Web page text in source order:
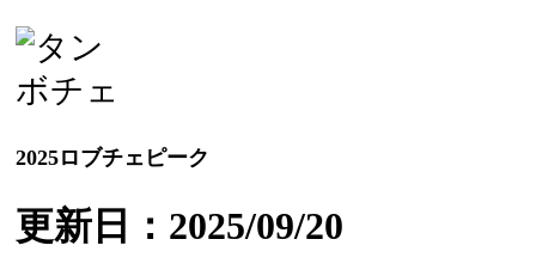
2025ロブチェピーク
更新日：2025/09/20